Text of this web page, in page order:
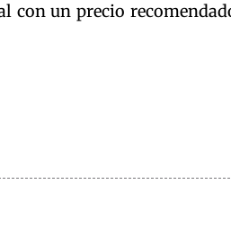
con un precio